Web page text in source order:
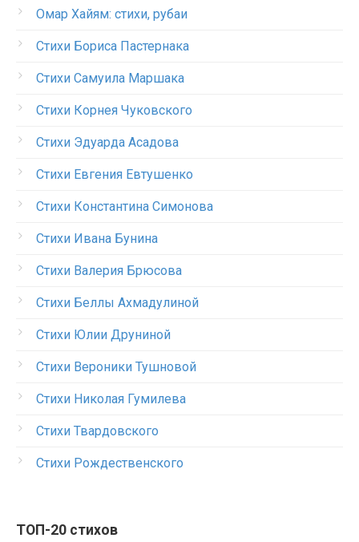
Омар Хайям: стихи, рубаи
Стихи Бориса Пастернака
Стихи Самуила Маршака
Стихи Корнея Чуковского
Стихи Эдуарда Асадова
Стихи Евгения Евтушенко
Стихи Константина Симонова
Стихи Ивана Бунина
Стихи Валерия Брюсова
Стихи Беллы Ахмадулиной
Стихи Юлии Друниной
Стихи Вероники Тушновой
Стихи Николая Гумилева
Стихи Твардовского
Стихи Рождественского
ТОП-20 стихов